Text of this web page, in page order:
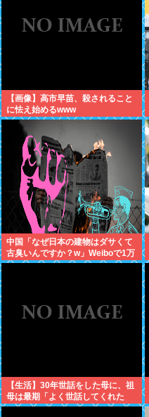
【画像】高市早苗、殺されること
に怯え始めるwww
中国「なぜ日本の建物はダサくて
古臭いんですか？w」Weiboで1万
いいね
【生活】30年世話をした母に、祖
母は最期「よく世話してくれた
ね。ずっと嫌いだったのが残念だ